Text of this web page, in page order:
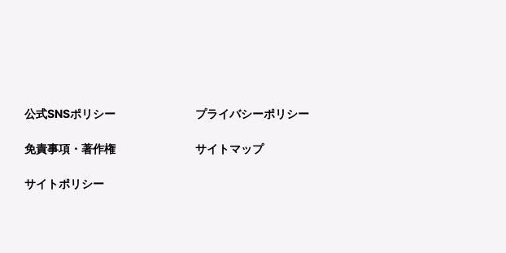
公式SNSポリシー プライバシーポリシー
免責事項・著作権 サイトマップ
サイトポリシー